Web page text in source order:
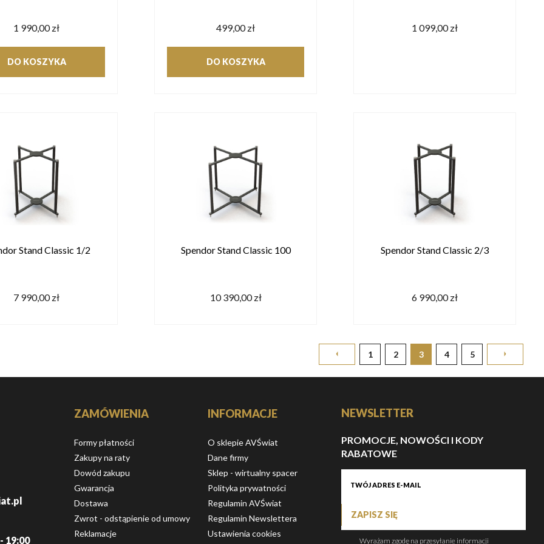
1 990,00 zł
DO KOSZYKA
499,00 zł
DO KOSZYKA
1 099,00 zł
Stand Classic 1/2
7 990,00 zł
Spendor Stand Classic 100
10 390,00 zł
Spendor Stand Classic 2/3
6 990,00 zł
1 2 3 4 5
19:00
ZAMÓWIENIA
Formy płatności
Zakupy na raty
Dowód zakupu
Gwarancja
Dostawa
Zwrot - odstąpienie od umowy
Reklamacje
INFORMACJE
O sklepie AVŚwiat
Dane firmy
Sklep - wirtualny spacer
Polityka prywatności
Regulamin AVŚwiat
Regulamin Newslettera
Ustawienia cookies
NEWSLETTER
PROMOCJE, NOWOŚCI I KODY
RABATOWE
ZAPISZ SIĘ
Wyrażam zgodę na przesyłanie informacji